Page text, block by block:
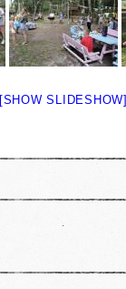
[SHOW SLIDESHOW]
.